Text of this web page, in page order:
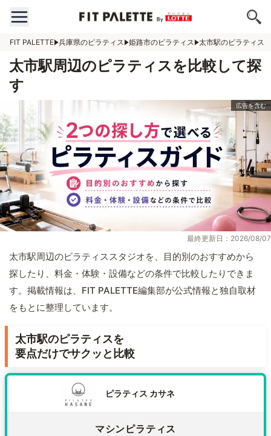
FIT PALETTE 兵庫県のピラティス 姫路市のピラティス 太市駅のピラティス
太市駅周辺のピラティスを比較して探
す
最終更新日：2026/08/07
太市駅周辺のピラティススタジオを、目的別のおすすめから
探したり、料金・体験・設備などの条件で比較したりできま
す。掲載情報は、FIT PALETTE編集部が公式情報と独自取材
をもとに整理しています。
太市駅のピラティスを
要点だけでサクッと比較
ピラティス カサネ
マシンピラティス